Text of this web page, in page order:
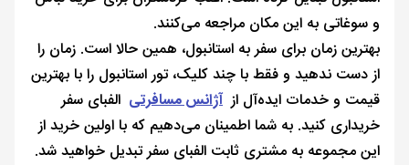
و سوغاتی به این مکان مراجعه می‌کنند.
بهترین زمان برای سفر به استانبول، همین حالا است. زمان را
از دست ندهید و فقط با چند کلیک، تور استانبول را با بهترین
قیمت و خدمات ایده‌آل از آژانس مسافرتی الفبای سفر
خریداری کنید. به شما اطمینان می‌دهیم که با اولین خرید از
این مجموعه به مشتری ثابت الفبای سفر تبدیل خواهید شد.